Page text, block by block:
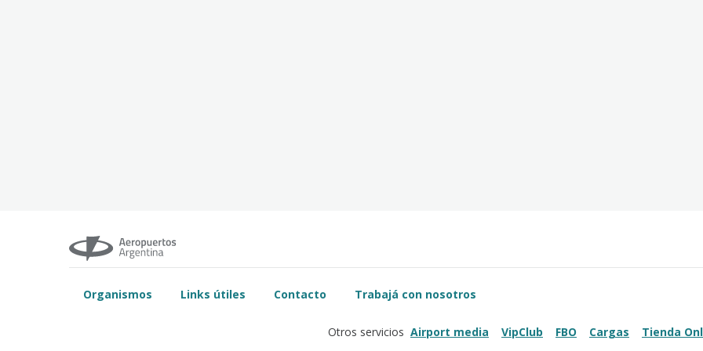
Organismos Links útiles Contacto Trabajá con nosotros
Otros servicios Airport media VipClub FBO Cargas Tienda